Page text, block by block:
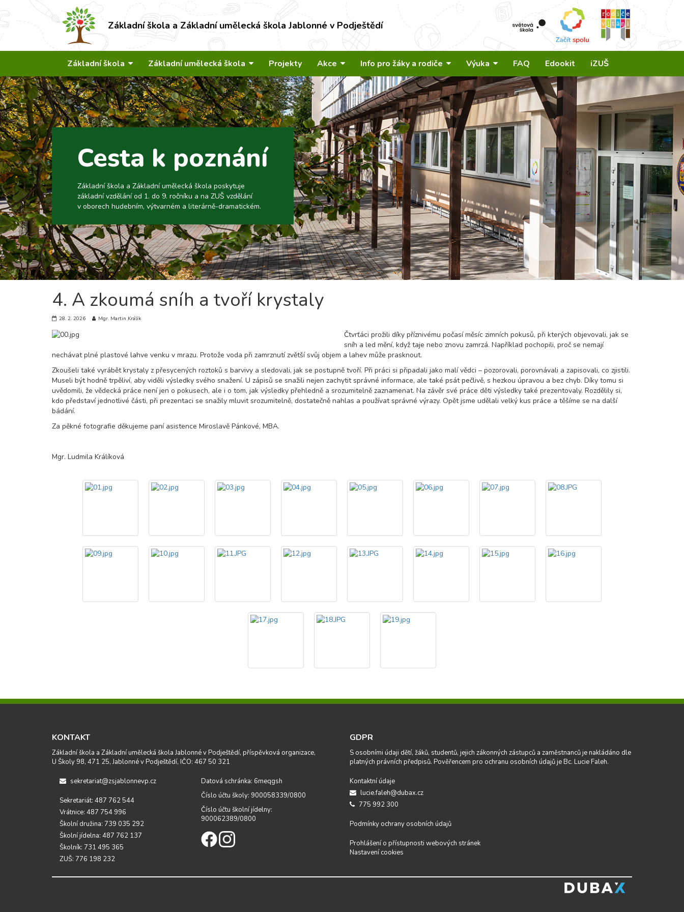
Základní škola a Základní umělecká škola Jablonné v Podještědí
Základní škola Základní umělecká škola Projekty Akce Info pro žáky a rodiče Výuka FAQ Edookit iZUŠ
Cesta k poznání
Základní škola a Základní umělecká škola poskytuje
základní vzdělání od 1. do 9. ročníku a na ZUŠ vzdělání
v oborech hudebním, výtvarném a literárně-dramatickém.
4. A zkoumá sníh a tvoří krystaly
28. 2. 2026 Mgr. Martin Králík
Čtvrťáci prožili díky příznivému počasí měsíc zimních pokusů, při kterých objevovali, jak se
sníh a led mění, když taje nebo znovu zamrzá. Například pochopili, proč se nemají
nechávat plné plastové lahve venku v mrazu. Protože voda při zamrznutí zvětší svůj objem a lahev může prasknout.
Zkoušeli také vyrábět krystaly z přesycených roztoků s barvivy a sledovali, jak se postupně tvoří. Při práci si připadali jako malí vědci – pozorovali, porovnávali a zapisovali, co zjistili.
Museli být hodně trpěliví, aby viděli výsledky svého snažení. U zápisů se snažili nejen zachytit správné informace, ale také psát pečlivě, s hezkou úpravou a bez chyb. Díky tomu si
uvědomili, že vědecká práce není jen o pokusech, ale i o tom, jak výsledky přehledně a srozumitelně zaznamenat. Na závěr své práce děti výsledky také prezentovaly. Rozdělily si,
kdo představí jednotlivé části, při prezentaci se snažily mluvit srozumitelně, dostatečně nahlas a používat správné výrazy. Opět jsme udělali velký kus práce a těšíme se na další
bádání.
Za pěkné fotografie děkujeme paní asistence Miroslavě Pánkové, MBA.
Mgr. Ludmila Králíková
KONTAKT
Základní škola a Základní umělecká škola Jablonné v Podještědí, příspěvková organizace,
U Školy 98, 471 25, Jablonné v Podještědí, IČO: 467 50 321
sekretariat@zsjablonnevp.cz
Sekretariát: 487 762 544
Vrátnice: 487 754 996
Školní družina: 739 035 292
Školní jídelna: 487 762 137
Školník: 731 495 365
ZUŠ: 776 198 232
Datová schránka: 6meqgsh
Číslo účtu školy: 900058339/0800
Číslo účtu školní jídelny:
900062389/0800
GDPR
S osobními údaji dětí, žáků, studentů, jejich zákonných zástupců a zaměstnanců je nakládáno dle
platných právních předpisů. Pověřencem pro ochranu osobních údajů je Bc. Lucie Faleh.
Kontaktní údaje
lucie.faleh@dubax.cz
775 992 300
Podmínky ochrany osobních údajů
Prohlášení o přístupnosti webových stránek
Nastavení cookies